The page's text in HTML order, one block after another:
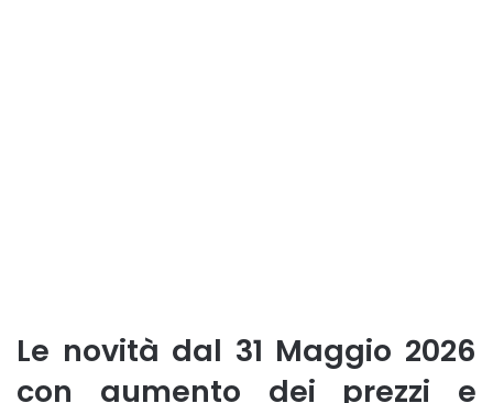
Le novità dal 31 Maggio 2026
con aumento dei prezzi e